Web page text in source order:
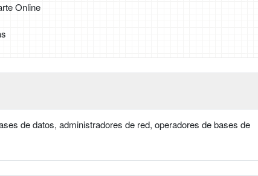
Online
de datos, administradores de red, operadores de bases de